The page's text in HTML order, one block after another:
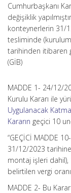
Cumhurbaşkanı
değişiklik
konteynerlerin 31/
tesliminde
tarihinden itibaren
(GİB)
MADDE 1- 24/12/
Kurulu Kararı ile
Uygulanacak
Kararın geçici 10
“GEÇİCİ MADDE
31/12/2023
montaj işleri dahil),
belirtilen vergi oranı
MADDE 2- Bu